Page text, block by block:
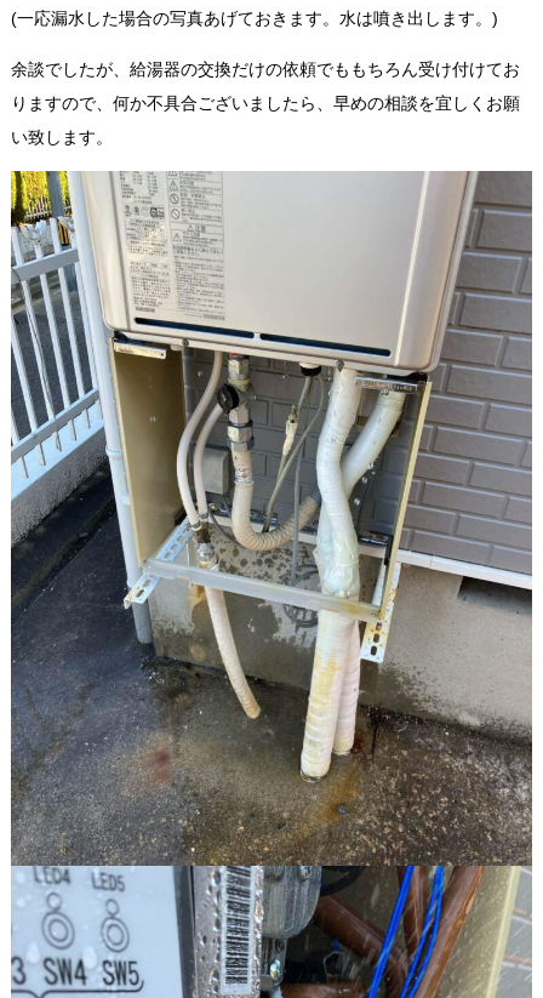
(一応漏水した場合の写真あげておきます。水は噴き出します。)
余談でしたが、給湯器の交換だけの依頼でももちろん受け付けてお
りますので、何か不具合ございましたら、早めの相談を宜しくお願
い致します。